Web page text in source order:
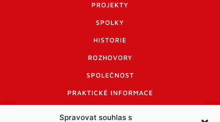
Spravovat souhlas s
PROJEKTY
SPOLKY
HISTORIE
ROZHOVORY
SPOLEČNOST
PRAKTICKÉ INFORMACE